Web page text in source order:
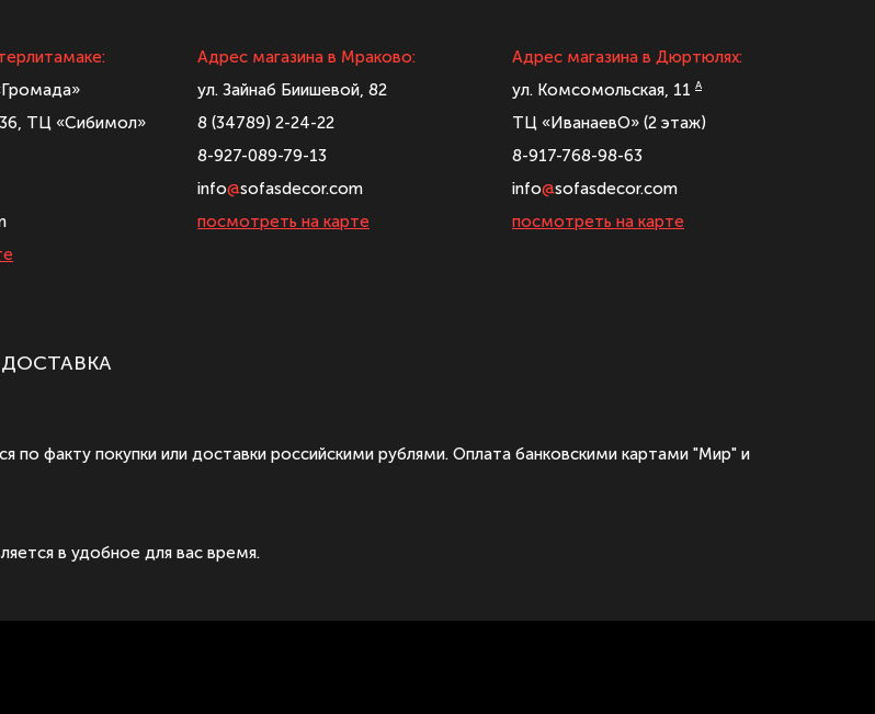
ТЦ «Сибимол»
Адрес магазина в Мраково:
ул. Зайнаб Биишевой, 82
8 (34789) 2-24-22
8-927-089-79-13
info@sofasdecor.com
посмотреть на карте
Адрес магазина в Дюртюлях:
ул. Комсомольская, 11 А
ТЦ «ИванаевО» (2 этаж)
8-917-768-98-63
info@sofasdecor.com
посмотреть на карте
по факту покупки или доставки российскими рублями. Оплата банковскими картами "Мир" и
в удобное для вас время.